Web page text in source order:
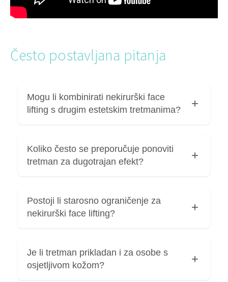
Često postavljana pitanja
Mogu li kombinirati nekirurški face
lifting s drugim estetskim tretmanima?
učinkovito kombinirati s drugim estetskim
tretmanima, uz pravilno planiranje i redoslijed.
Koliko često se preporučuje ponoviti
tretman za dugotrajan efekt?
do tri mjeseca. Kod prosječnog pacijenta aplicira
se 4ml filera po zahvatu s razmakom od 1
Postoji li starosno ograničenje za
nekirurški face lifting?
nekirurški face lifting, važno je stanje kože.
Je li tretman prikladan i za osobe s
osjetljivom kožom?